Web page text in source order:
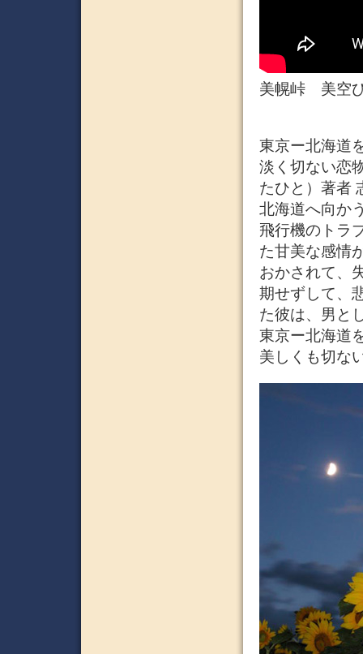
美幌峠 美空
東京ー北海道
淡く切ない恋
たひと）著者
北海道へ向か
飛行機のトラ
た甘美な感情
おかされて、
期せずして、
た彼は、男と
東京ー北海道
美しくも切な